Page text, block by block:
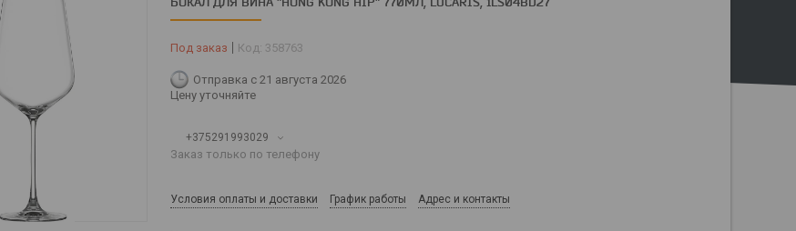
Под заказ Код: 358763
Отправка с 21 августа 2026
Цену уточняйте
+375291993029
Заказ только по телефону
Условия оплаты и доставки График работы Адрес и контакты